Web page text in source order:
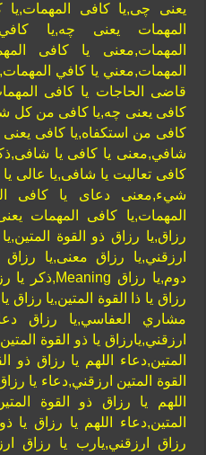
یعنی چی,یا کافی
المهمات یعنی چه,يا
المهمات,معنی یا کافی
المهمات,معني يا كافي
قاضی الحاجات یا کافی
کافی یعنی چه,یا کافی من کل
کافی من استکفاه,یا کافی
شافي,معنی یا کافی یا
کافی تعالیت یا شافی,یا عالی
شيء,معنی دعای یا کافی
رزاق,يا رزاق ذو القوة
ارزقني,یا رزاق معنی,يا رزاق
رزاق يا ذا القوة المتين,يا رزاق
مشاري العفاسي,يا رزاق
ارزقني,يارزاق يا ذو القوة
المتين,دعاء اللهم يا رزاق ذو
القوة المتين ارزقني,دعاء يا
اللهم يا رزاق ذو القوة
المتين,دعاء اللهم يا رزاق يا
رزاق ارزقني,يارب يا رزاق